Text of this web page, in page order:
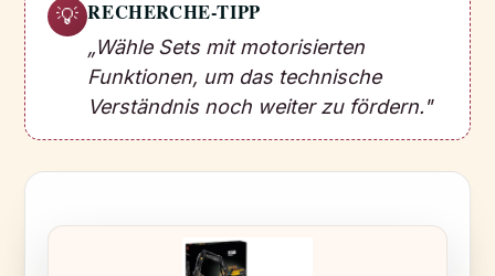
💡 RECHERCHE-TIPP
„Wähle Sets mit motorisierten
Funktionen, um das technische
Verständnis noch weiter zu fördern."